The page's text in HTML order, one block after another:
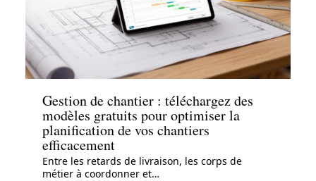
News
Gestion de chantier : téléchargez des
modèles gratuits pour optimiser la
planification de vos chantiers
efficacement
Entre les retards de livraison, les corps de
métier à coordonner et…